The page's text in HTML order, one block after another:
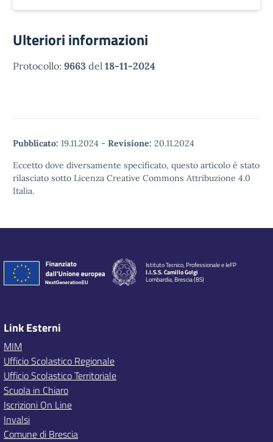
Ulteriori informazioni
Protocollo: 9663 del 18-11-2024
Pubblicato: 19.11.2024 - Revisione: 20.11.2024
Eccetto dove diversamente specificato, questo articolo è stato
rilasciato sotto Licenza Creative Commons Attribuzione 4.0
Italia.
Istituto Tecnico, Professionale e IeFP
I.I.S.S. Camillo Golgi
Lombardia, Brescia (BS)
Link Esterni
MIM
Ufficio Scolastico Regionale
Ufficio Scolastico Territoriale
Scuola in Chiaro
Iscrizioni On Line
Invalsi
Comune di Brescia